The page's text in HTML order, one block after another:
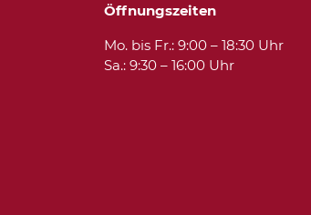
Öffnungszeiten
Mo. bis Fr.: 9:00 – 18:30 Uhr
Sa.: 9:30 – 16:00 Uhr